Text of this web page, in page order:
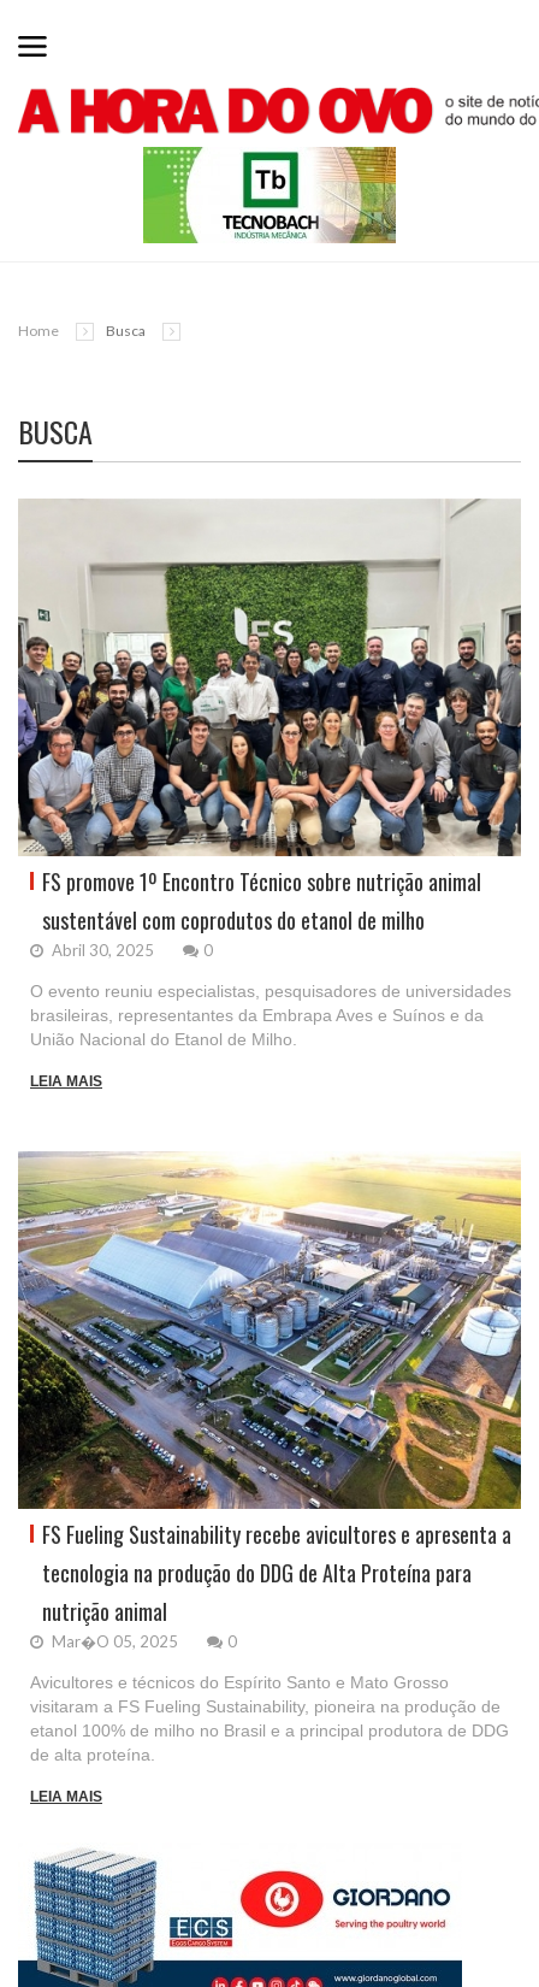
Home Busca
BUSCA
FS promove 1º Encontro Técnico sobre nutrição animal
sustentável com coprodutos do etanol de milho
Abril 30, 2025 0
O evento reuniu especialistas, pesquisadores de universidades
brasileiras, representantes da Embrapa Aves e Suínos e da
União Nacional do Etanol de Milho.
LEIA MAIS
FS Fueling Sustainability recebe avicultores e apresenta a
tecnologia na produção do DDG de Alta Proteína para
nutrição animal
Mar�o 05, 2025 0
Avicultores e técnicos do Espírito Santo e Mato Grosso
visitaram a FS Fueling Sustainability, pioneira na produção de
etanol 100% de milho no Brasil e a principal produtora de DDG
de alta proteína.
LEIA MAIS